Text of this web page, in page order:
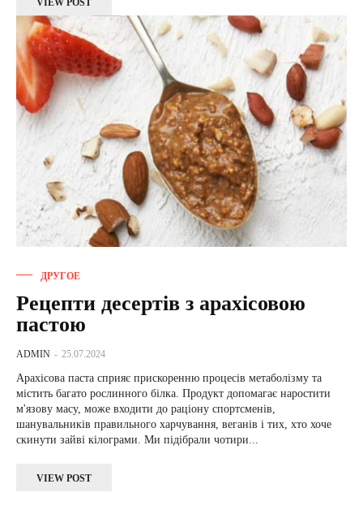
ДРУГОЕ
Рецепти десертів з арахісовою
пастою
ADMIN - 25.07.2024
Арахісова паста сприяє прискоренню процесів метаболізму та
містить багато рослинного білка. Продукт допомагає наростити
м'язову масу, може входити до раціону спортсменів,
шанувальників правильного харчування, веганів і тих, хто хоче
скинути зайві кілограми. Ми підібрали чотири...
VIEW POST